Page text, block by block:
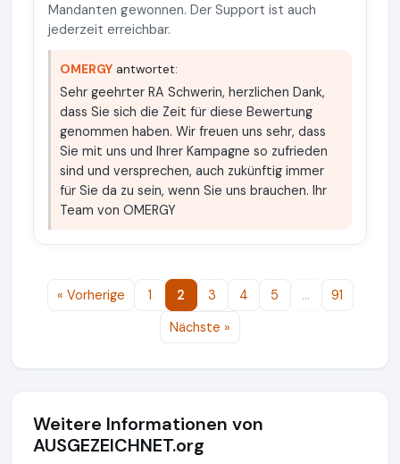
Mandanten gewonnen. Der Support ist auch
jederzeit erreichbar.
OMERGY antwortet:
Sehr geehrter RA Schwerin, herzlichen Dank,
dass Sie sich die Zeit für diese Bewertung
genommen haben. Wir freuen uns sehr, dass
Sie mit uns und Ihrer Kampagne so zufrieden
sind und versprechen, auch zukünftig immer
für Sie da zu sein, wenn Sie uns brauchen. Ihr
Team von OMERGY
« Vorherige 1 2 3 4 5 …
91
Nächste »
Weitere Informationen von
AUSGEZEICHNET.org